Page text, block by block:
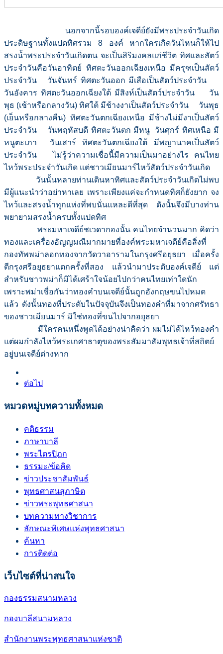
นอกจากนี้รอบองค์เจดีย์ยังมีพระประจำวันเกิด
ประดิษฐานทั้งแปดทิศรวม 8 องค์ หากใครเกิดวันไหนก็ให้ไป
สรงน้ำพระประจำวันเกิดตน จะเป็นสิริมงคลแก่ชีวิต ทิศและสัตว์
ประจำวันคือวันอาทิตย์ ทิศตะวันออกเฉียงเหนือ มีครุฑเป็นสัตว์
ประจำวัน วันจันทร์ ทิศตะวันออก มีเสือเป็นสัตว์ประจำวัน
วันอังคาร ทิศตะวันออกเฉียงใต้ มีสิงห์เป็นสัตว์ประจำวัน วัน
พุธ (เช้าหรือกลางวัน) ทิศใต้ มีช้างงาเป็นสัตว์ประจำวัน วันพุธ
(เย็นหรือกลางคืน) ทิศตะวันตกเฉียงเหนือ มีช้างไม่มีงาเป็นสัตว์
ประจำวัน วันพฤหัสบดี ทิศตะวันตก มีหนู วันศุกร์ ทิศเหนือ มี
หนูตะเภา วันเสาร์ ทิศตะวันตกเฉียงใต้ มีพญานาคเป็นสัตว์
ประจำวัน ไม่รู้ว่าความเชื่อนี้มีความเป็นมาอย่างไร คนไทย
ไหว้พระประจำวันเกิด แต่ชาวเมียนมาร์ไหว้สัตว์ประจำวันเกิด
วันนั้นหลายท่านเดินหาทิศและสัตว์ประจำวันเกิดไม่พบ
มีผู้แนะนำว่าอย่าหาเลย เพราะเพียงแค่จะกำหนดทิศก็ยังยาก จง
ไหว้และสรงน้ำทุกแห่งที่พบนั่นแหละดีที่สุด ดังนั้นจึงมีบางท่าน
พยายามสรงน้ำครบทั้งแปดทิศ
พระมหาเจดีย์ชเวดากองนั้น คนไทยจำนวนมาก คิดว่า
ทองและเครื่องอัญญมณีมากมายที่องค์พระมหาเจดีย์คือสิ่งที่
กองทัพพม่าลอกทองจากวัดวาอารามในกรุงศรีอยุธยา เมื่อครั้ง
ตีกรุงศรีอยุธยาแตกครั้งที่สอง แล้วนำมาประดับองค์เจดีย์ แต่
สำหรับชาวพม่าก็มิได้เศร้าใจน้อยไปกว่าคนไทยเท่าใดนัก
เพราะพม่าเชื่อกันว่าทองคำบนเจดีย์นั้นถูกอังกฤษขนไปหมด
แล้ว ดังนั้นทองที่ประดับในปัจจุบันจึงเป็นทองคำที่มาจากศรัทธา
ของชาวเมียนมาร์ มิใช่ทองที่ขนไปจากอยุธยา
มีใครคนหนึ่งพูดได้อย่างน่าคิดว่า ผมไม่ได้ไหว้ทองคำ
แต่ผมกำลังไหว้พระเกศาธาตุของพระสัมมาสัมพุทธเจ้าที่สถิตย์
อยู่บนเจดีย์ต่างหาก
ต่อไป
หมวดหมู่บทความทั้งหมด
คติธรรม
ภาษาบาลี
พระไตรปิฎก
ธรรมะ/ข้อคิด
ข่าวประชาสัมพันธ์
พุทธศาสนสุภาษิต
ข่าวพระพุทธศาสนา
บทความทางวิชาการ
ลักษณะพิเศษแห่งพุทธศาสนา
ค้นหา
การติดต่อ
เว็บไซต์ที่น่าสนใจ
กองธรรมสนามหลวง
กองบาลีสนามหลวง
สำนักงานพระพุทธศาสนาแห่งชาติ